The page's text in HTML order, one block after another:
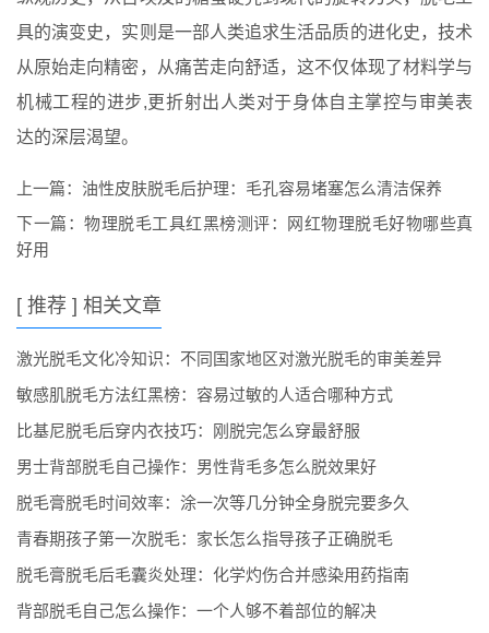
具的演变史，实则是一部人类追求生活品质的进化史，技术
从原始走向精密，从痛苦走向舒适，这不仅体现了材料学与
机械工程的进步,更折射出人类对于身体自主掌控与审美表
达的深层渴望。
上一篇： 油性皮肤脱毛后护理：毛孔容易堵塞怎么清洁保养
下一篇： 物理脱毛工具红黑榜测评：网红物理脱毛好物哪些真
好用
[ 推荐 ] 相关文章
激光脱毛文化冷知识：不同国家地区对激光脱毛的审美差异
敏感肌脱毛方法红黑榜：容易过敏的人适合哪种方式
比基尼脱毛后穿内衣技巧：刚脱完怎么穿最舒服
男士背部脱毛自己操作：男性背毛多怎么脱效果好
脱毛膏脱毛时间效率：涂一次等几分钟全身脱完要多久
青春期孩子第一次脱毛：家长怎么指导孩子正确脱毛
脱毛膏脱毛后毛囊炎处理：化学灼伤合并感染用药指南
背部脱毛自己怎么操作：一个人够不着部位的解决